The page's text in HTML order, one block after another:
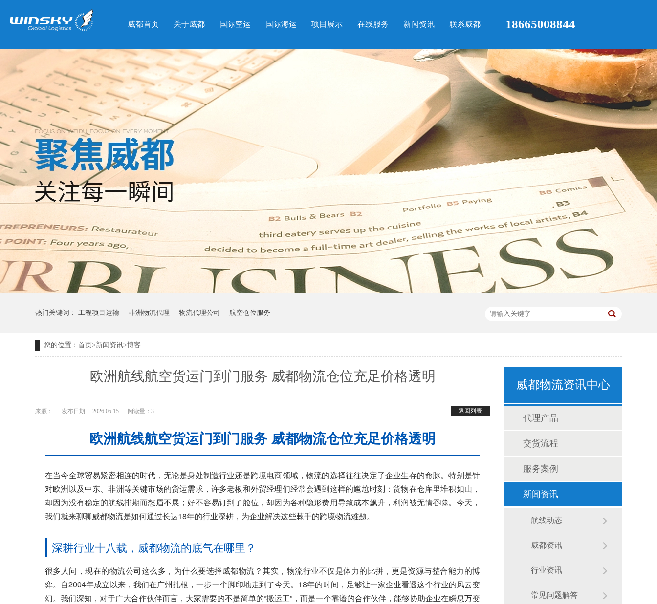
威都首页 关于威都 国际空运 国际海运 项目展示 在线服务 新闻资讯 联系威都 18665008844
热门关键词： 工程项目运输 非洲物流代理 物流代理公司 航空仓位服务
您的位置： 首页>新闻资讯>博客
欧洲航线航空货运门到门服务 威都物流仓位充足价格透明
返回列表
来源： 发布日期： 2026.05.15 阅读量： 3
欧洲航线航空货运门到门服务 威都物流仓位充足价格透明
在当今全球贸易紧密相连的时代，无论是身处制造行业还是跨境电商领域，物流的选择往往决定了企业生存的命脉。特别是针
对欧洲以及中东、非洲等关键市场的货运需求，许多老板和外贸经理们经常会遇到这样的尴尬时刻：货物在仓库里堆积如山，
却因为没有稳定的航线排期而愁眉不展；好不容易订到了舱位，却因为各种隐形费用导致成本飙升，利润被无情吞噬。今天，
我们就来聊聊威都物流是如何通过长达18年的行业深耕，为企业解决这些棘手的跨境物流难题。
深耕行业十八载，威都物流的底气在哪里？
很多人问，现在的物流公司这么多，为什么要选择威都物流？其实，物流行业不仅是体力的比拼，更是资源与整合能力的博
弈。自2004年成立以来，我们在广州扎根，一步一个脚印地走到了今天。18年的时间，足够让一家企业看透这个行业的风云变
幻。我们深知，对于广大合作伙伴而言，大家需要的不是简单的“搬运工”，而是一个靠谱的合作伙伴，能够协助企业在瞬息万变
威都物流资讯中心
代理产品
交货流程
服务案例
新闻资讯
航线动态
威都资讯
行业资讯
常见问题解答